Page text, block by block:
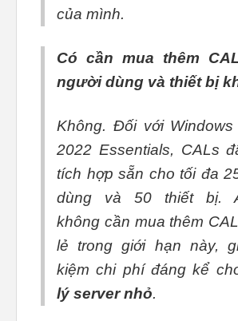
của mình.
Có cần mua thêm
người dùng và thiết bị
Không. Đối với Windows
2022 Essentials, CALs
tích hợp sẵn cho tối đa
dùng và 50 thiết bị.
không cần mua thêm
lẻ trong giới hạn này,
kiệm chi phí đáng kể
lý server nhỏ.